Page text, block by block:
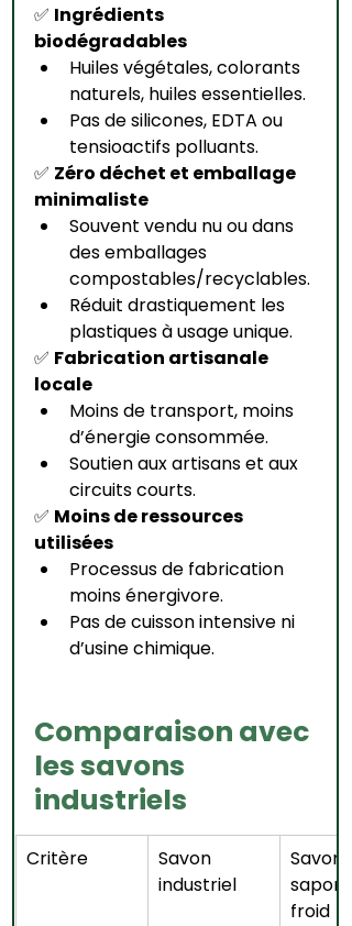
✅ Ingrédients
biodégradables
Huiles végétales, colorants
naturels, huiles essentielles.
Pas de silicones, EDTA ou
tensioactifs polluants.
✅ Zéro déchet et emballage
minimaliste
Souvent vendu nu ou dans
des emballages
compostables/recyclables.
Réduit drastiquement les
plastiques à usage unique.
✅ Fabrication artisanale
locale
Moins de transport, moins
d’énergie consommée.
Soutien aux artisans et aux
circuits courts.
✅ Moins de ressources
utilisées
Processus de fabrication
moins énergivore.
Pas de cuisson intensive ni
d’usine chimique.
Comparaison avec
les savons
industriels
Critère
Savon
industriel
Savon
froid